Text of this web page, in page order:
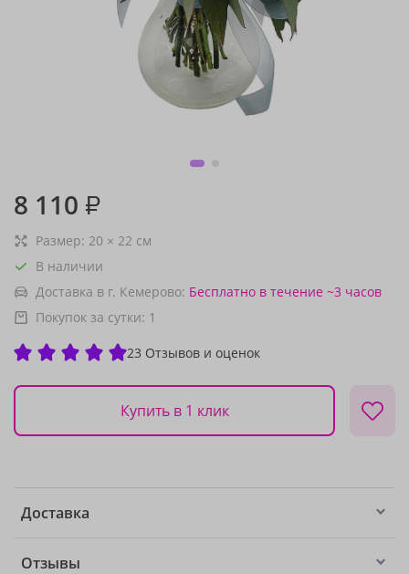
8 110 ₽
Размер: 20 × 22 см
В наличии
Доставка в г. Кемерово: Бесплатно в течение ~3 часов
Покупок за сутки: 1
23 Отзывов и оценок
Купить в 1 клик
Доставка
Отзывы